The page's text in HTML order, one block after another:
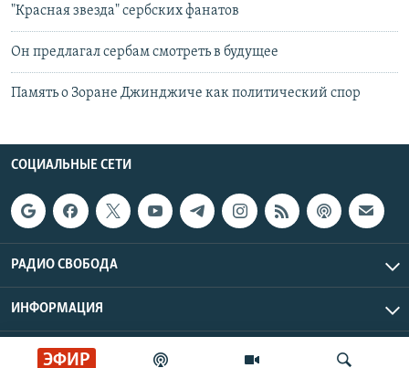
ЭФИР
"Красная звезда" сербских фанатов
Он предлагал сербам смотреть в будущее
Память о Зоране Джинджиче как политический спор
СОЦИАЛЬНЫЕ СЕТИ
РАДИО СВОБОДА
ИНФОРМАЦИЯ
Радио Свобода © 2026 RFE/RL, Inc. | Все права защищены.